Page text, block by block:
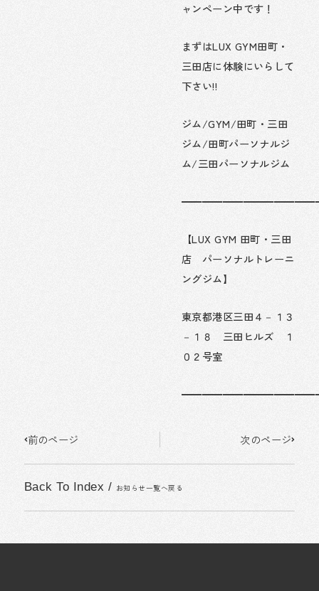
ャンペーン中です！
まずはLUX GYM田町・
三田店に体験にいらして
下さい!!
ジム/GYM/田町・三田
ジム/田町パーソナルジ
ム/三田パーソナルジム
【LUX GYM 田町・三田
店 パーソナルトレーニ
ングジム】
東京都港区三田４－１３
－１８ 三田ヒルズ １
０２号室
前のページ 次のページ
Back To Index / お知らせ一覧へ戻る